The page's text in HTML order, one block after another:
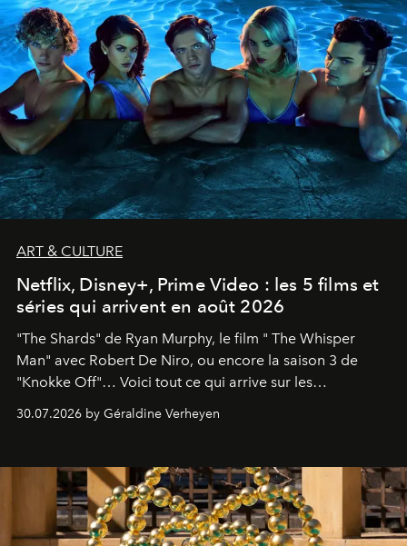
ART & CULTURE
Netflix, Disney+, Prime Video : les 5 films et
séries qui arrivent en août 2026
"The Shards" de Ryan Murphy, le film " The Whisper
Man" avec Robert De Niro, ou encore la saison 3 de
"Knokke Off"… Voici tout ce qui arrive sur les
plateformes de streaming en août 2026.
30.07.2026 by Géraldine Verheyen